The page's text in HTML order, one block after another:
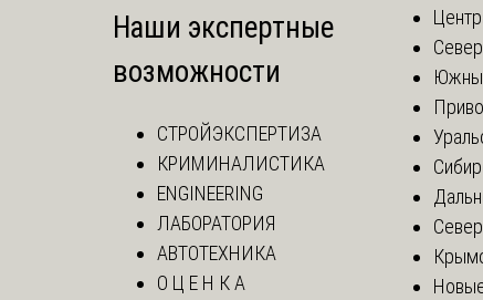
Наши экспертные
возможности
СТРОЙЭКСПЕРТИЗА
КРИМИНАЛИСТИКА
ENGINEERING
ЛАБОРАТОРИЯ
АВТОТЕХНИКА
О Ц Е Н К А